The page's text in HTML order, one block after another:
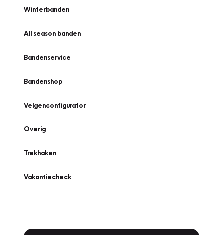
Winterbanden
All season banden
Bandenservice
Bandenshop
Velgenconfigurator
Overig
Trekhaken
Vakantiecheck